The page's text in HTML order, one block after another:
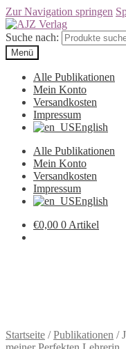
Zur Navigation springen
Suche nach:
Menü
Alle Publikationen
Mein Konto
Versandkosten
Impressum
English
Alle Publikationen
Mein Konto
Versandkosten
Impressum
English
€0,00 0 Artikel
Startseite /Publikationen /